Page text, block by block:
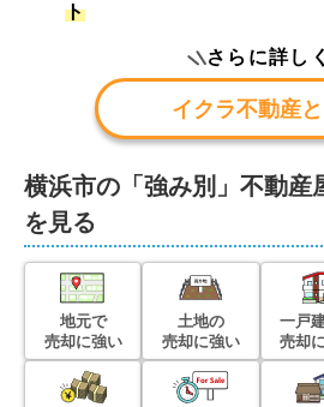
ト
さらに詳しく
イクラ不動産と
横浜市の「強み別」不動産
を見る
地元で
売却に強い
土地の
売却に強い
一戸
売却